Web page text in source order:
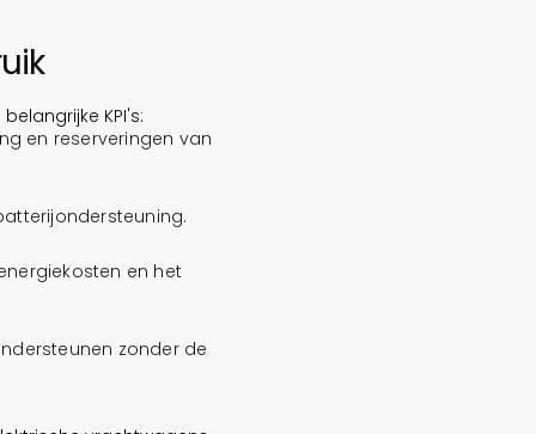
KPI's:
en reserveringen van
en het
zonder de